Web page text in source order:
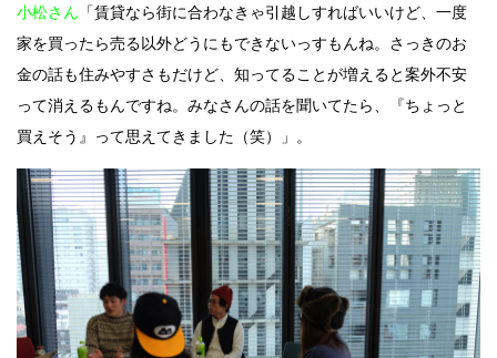
小松さん 「賃貸なら街に合わなきゃ引越しすればいいけど、一度
家を買ったら売る以外どうにもできないっすもんね。さっきのお
金の話も住みやすさもだけど、知ってることが増えると案外不安
って消えるもんですね。みなさんの話を聞いてたら、『ちょっと
買えそう』って思えてきました（笑）」。